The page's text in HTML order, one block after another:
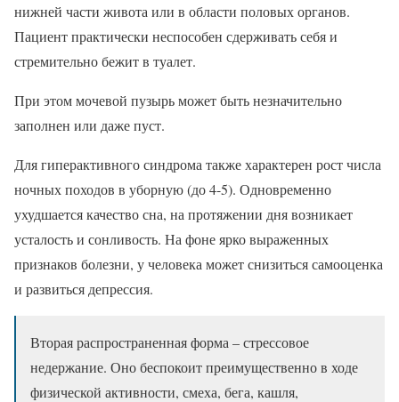
нижней части живота или в области половых органов.
Пациент практически неспособен сдерживать себя и
стремительно бежит в туалет.
При этом мочевой пузырь может быть незначительно
заполнен или даже пуст.
Для гиперактивного синдрома также характерен рост числа
ночных походов в уборную (до 4-5). Одновременно
ухудшается качество сна, на протяжении дня возникает
усталость и сонливость. На фоне ярко выраженных
признаков болезни, у человека может снизиться самооценка
и развиться депрессия.
Вторая распространенная форма – стрессовое
недержание. Оно беспокоит преимущественно в ходе
физической активности, смеха, бега, кашля,